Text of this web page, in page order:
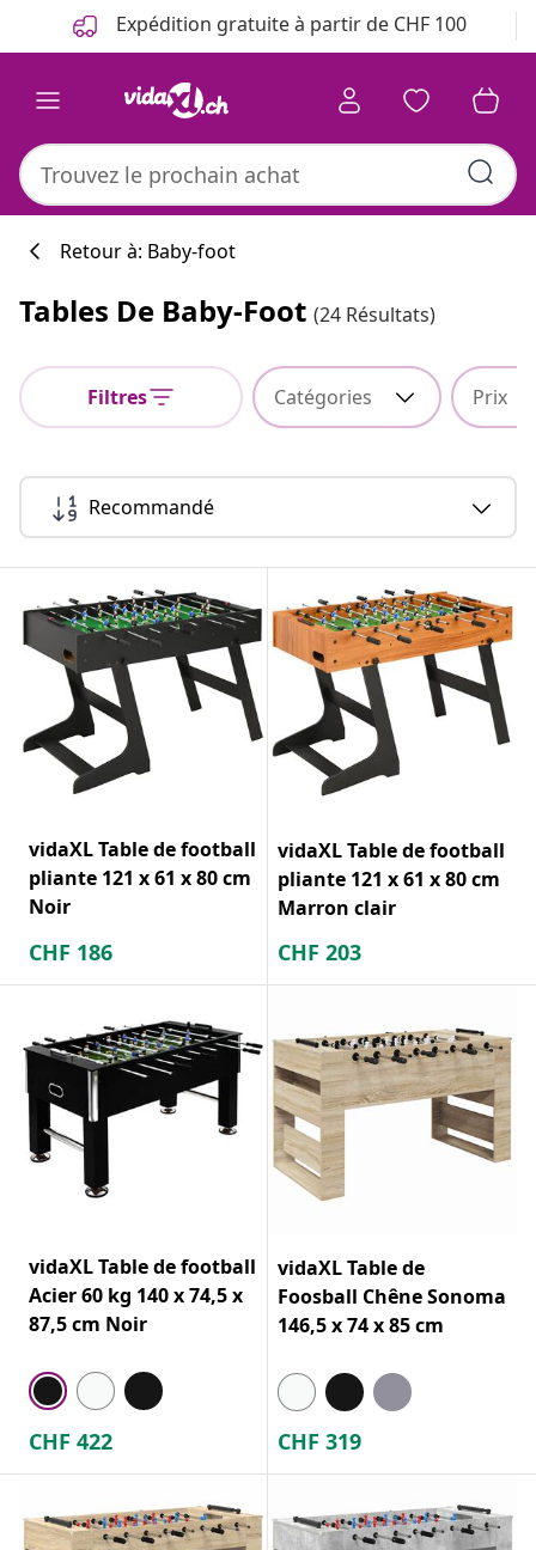
Précédent Expédition gratuite à partir de CHF 100
Retour à: Baby-foot
Tables De Baby-Foot (24 Résultats)
Filtres Catégories Prix
Recommandé
vidaXL Table de football
pliante 121 x 61 x 80 cm
Noir
CHF 186
vidaXL Table de football
pliante 121 x 61 x 80 cm
Marron clair
CHF 203
vidaXL Table de football
Acier 60 kg 140 x 74,5 x
87,5 cm Noir
CHF 422
vidaXL Table de
Foosball Chêne Sonoma
146,5 x 74 x 85 cm
CHF 319